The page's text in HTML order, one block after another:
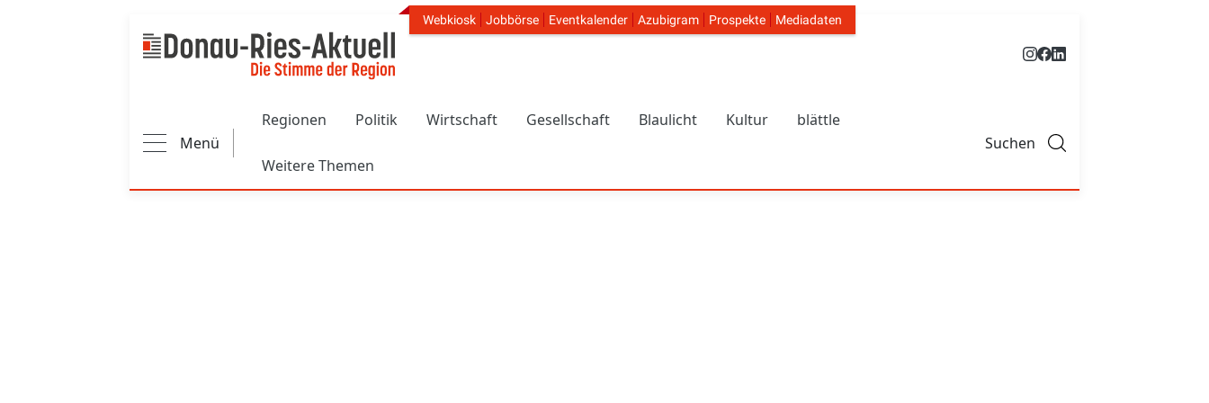
Header Navigation
Webkiosk Jobbörse Eventkalender Azubigram Prospekte Mediadaten
Menü
Regionen Politik Wirtschaft Gesellschaft Blaulicht Kultur blättle
Weitere Themen
Suchen